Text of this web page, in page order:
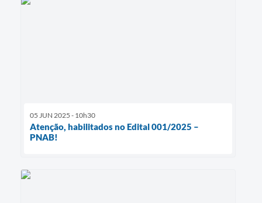
05 JUN 2025 - 10h30
Atenção, habilitados no Edital 001/2025 –
PNAB!